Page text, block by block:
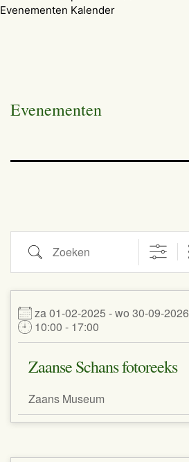
Evenementen Kalender
Evenementen
Zoeken
za 01-02-2025 - wo 30-09-2026
10:00 - 17:00
Zaanse Schans fotoreeks
Zaans Museum